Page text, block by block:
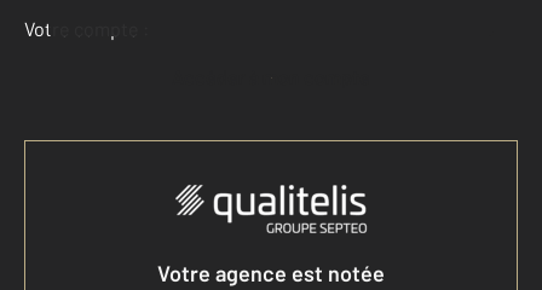
Votre compte :
Accéder à mon compte
Votre agence est notée